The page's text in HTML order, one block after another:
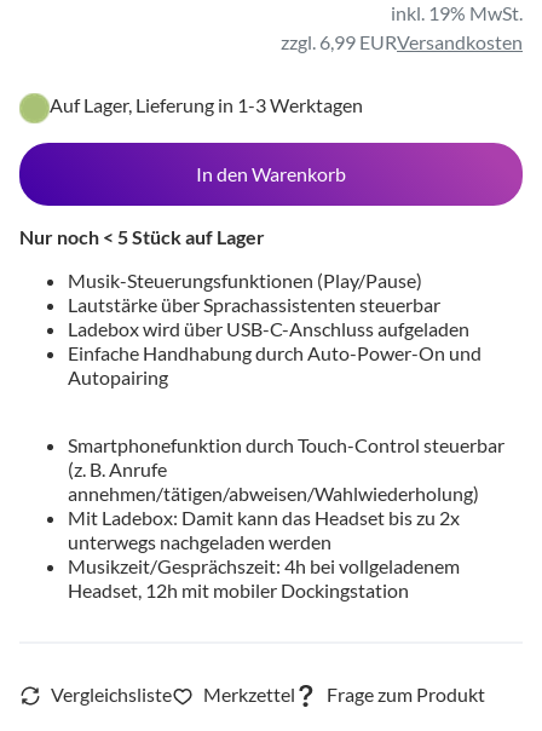
inkl. 19% MwSt.
zzgl. 6,99 EURVersandkosten
Auf Lager, Lieferung in 1-3 Werktagen
In den Warenkorb
Nur noch < 5 Stück auf Lager
Musik-Steuerungsfunktionen (Play/Pause)
Lautstärke über Sprachassistenten steuerbar
Ladebox wird über USB-C-Anschluss aufgeladen
Einfache Handhabung durch Auto-Power-On und
Autopairing
Smartphonefunktion durch Touch-Control steuerbar
(z. B. Anrufe
annehmen/tätigen/abweisen/Wahlwiederholung)
Mit Ladebox: Damit kann das Headset bis zu 2x
unterwegs nachgeladen werden
Musikzeit/Gesprächszeit: 4h bei vollgeladenem
Headset, 12h mit mobiler Dockingstation